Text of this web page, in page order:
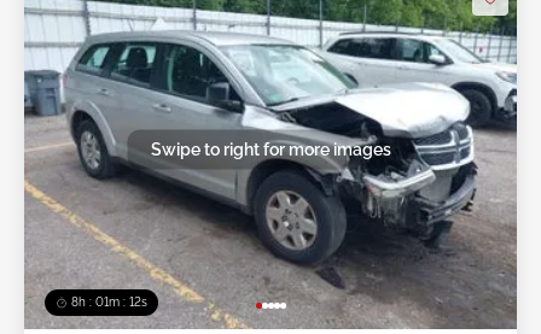
8h : 01m : 09s
Swipe to right for more images